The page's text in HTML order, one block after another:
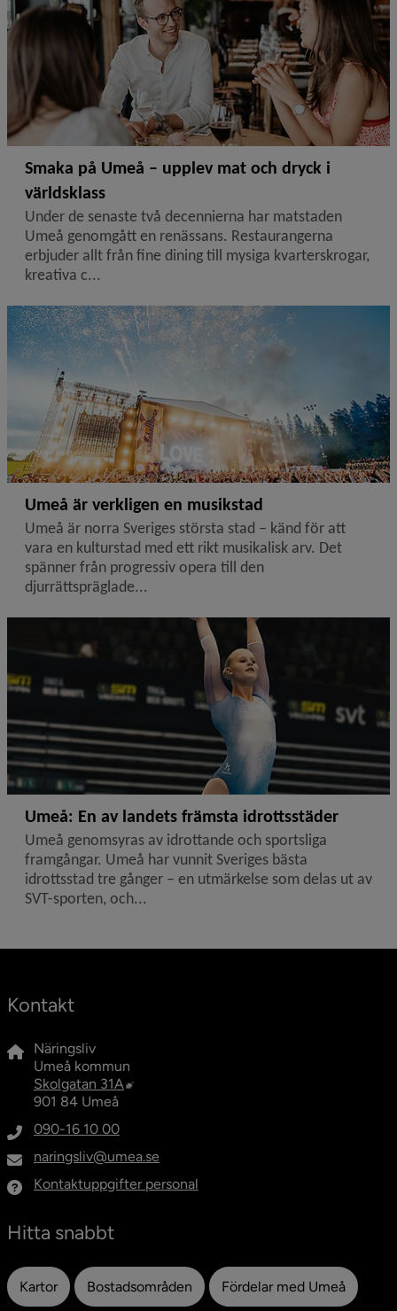
Smaka på Umeå – upplev mat och dryck i
världsklass
Under de senaste två decennierna har matstaden
Umeå genomgått en renässans. Restaurangerna
erbjuder allt från fine dining till mysiga kvarterskrogar,
kreativa c...
Umeå är verkligen en musikstad
Umeå är norra Sveriges största stad – känd för att
vara en kulturstad med ett rikt musikalisk arv. Det
spänner från progressiv opera till den
djurrättspräglade...
Umeå: En av landets främsta idrottsstäder
Umeå genomsyras av idrottande och sportsliga
framgångar. Umeå har vunnit Sveriges bästa
idrottsstad tre gånger – en utmärkelse som delas ut av
SVT-sporten, och...
Kontakt
Näringsliv
Umeå kommun
Skolgatan 31A Länk till annan webbplats, öppnas i nytt
901 84 Umeå
090-16 10 00
naringsliv@umea.se
Kontaktuppgifter personal
Hitta snabbt
Kartor Bostadsområden Fördelar med Umeå